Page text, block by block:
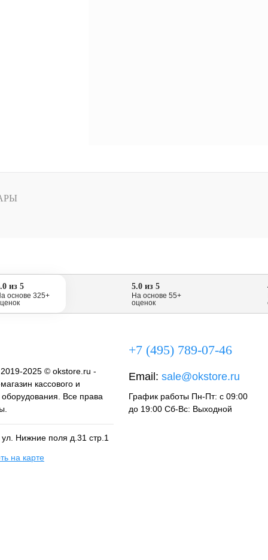
из 5
основе 325+
5.0 из 5
На основе 55+
оценок
2025 © okstore.ru -
кассового и
оборудования. Все права
ул. Нижние поля д.31 стр.1
на карте
+7 (495) 789-07-46
Email: sale@okstore.ru
График работы Пн-Пт: с 09:00
до 19:00 Сб-Вс: Выходной